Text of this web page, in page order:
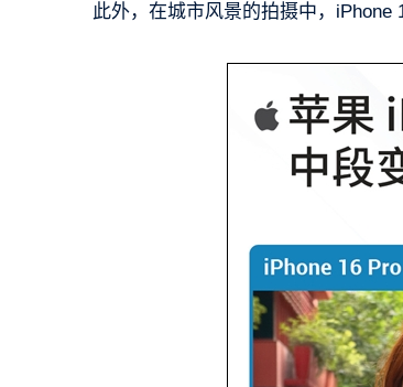
此外，在城市风景的拍摄中，iPhone